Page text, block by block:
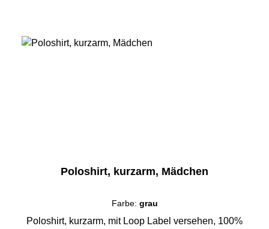
Poloshirt, kurzarm, Mädchen
Farbe: grau
Poloshirt, kurzarm, mit Loop Label versehen, 100%